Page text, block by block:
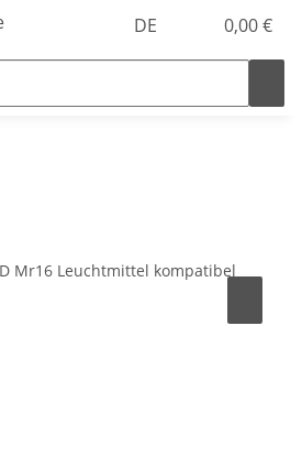
DE 0,00 €